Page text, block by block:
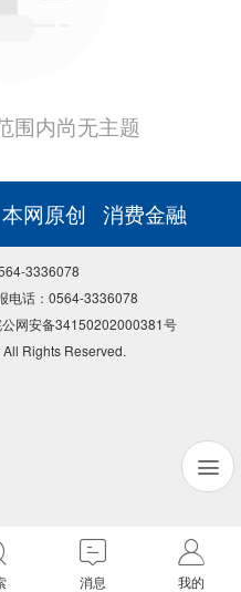
围内尚无主题
消息 我的
本网原创 消费金融
3336078
电话：0564-3336078
网安备34150202000381号
Rights Reserved.